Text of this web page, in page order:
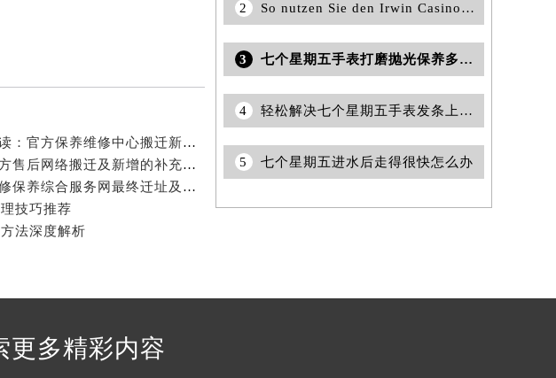
务中心（需提前预约）
服务中心（北京总部）（需提前预约）
2026年6月七个星期五表友必读：官方保养维修中心搬迁新开明细
2026年6月关于七个星期五官方售后网络搬迁及新增的补充修订说明文件
2026年5月七个星期五官方维修保养综合服务网最终迁址及新增网点确认
技巧推荐
法深度解析
2 So nutzen Sie den Irwin Casino No Deposit Bonus effektiv für Spiele
3 七个星期五手表打磨抛光保养多久一次？
4 轻松解决七个星期五手表发条上不了的困扰
5 七个星期五进水后走得很快怎么办
更多精彩内容